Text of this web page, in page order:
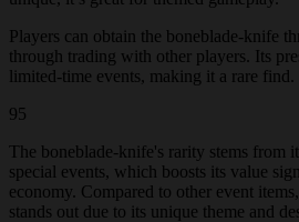
Players can obtain the boneblade-knife
through trading with other players. Its
limited-time events, making it a rare find.
95
The boneblade-knife's rarity stems from
special events, which boosts its value
economy. Compared to other event
stands out due to its unique theme and